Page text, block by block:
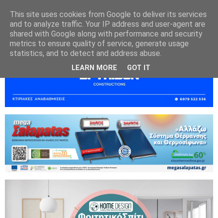
This site uses cookies from Google to deliver its services
and to analyze traffic. Your IP address and user-agent are
shared with Google along with performance and security
metrics to ensure quality of service, generate usage
statistics, and to detect and address abuse.
LEARN MORE GOT IT